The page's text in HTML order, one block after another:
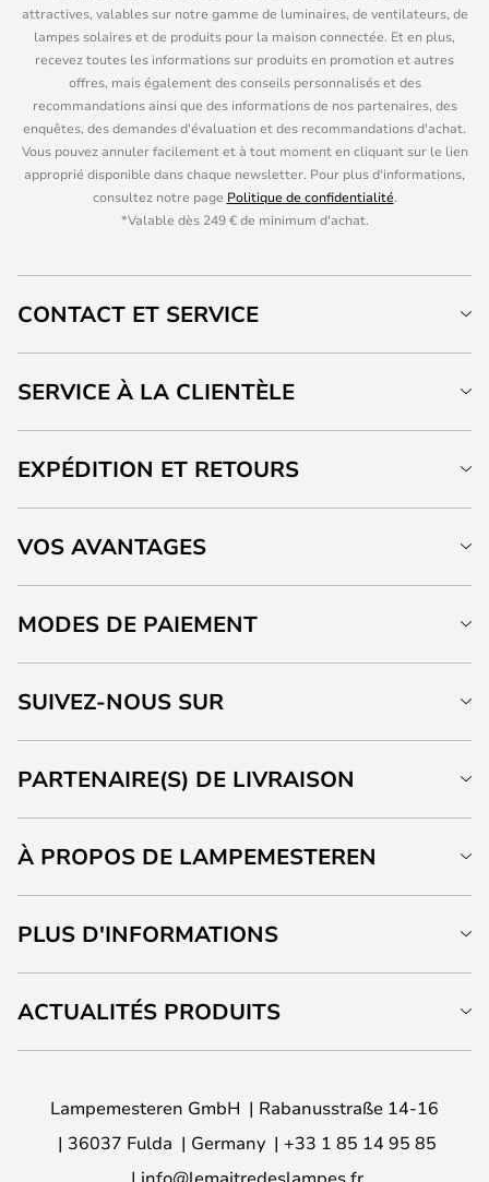
attractives, valables sur notre gamme de luminaires, de ventilateurs, de
lampes solaires et de produits pour la maison connectée. Et en plus,
recevez toutes les informations sur produits en promotion et autres
offres, mais également des conseils personnalisés et des
recommandations ainsi que des informations de nos partenaires, des
enquêtes, des demandes d'évaluation et des recommandations d'achat.
Vous pouvez annuler facilement et à tout moment en cliquant sur le lien
approprié disponible dans chaque newsletter. Pour plus d'informations,
consultez notre page Politique de confidentialité.
*Valable dès 249 € de minimum d'achat.
CONTACT ET SERVICE
SERVICE À LA CLIENTÈLE
EXPÉDITION ET RETOURS
VOS AVANTAGES
MODES DE PAIEMENT
SUIVEZ-NOUS SUR
PARTENAIRE(S) DE LIVRAISON
À PROPOS DE LAMPEMESTEREN
PLUS D'INFORMATIONS
ACTUALITÉS PRODUITS
Lampemesteren GmbH
Rabanusstraße 14-16
36037 Fulda
Germany
+33 1 85 14 95 85
info@lemaitredeslampes.fr